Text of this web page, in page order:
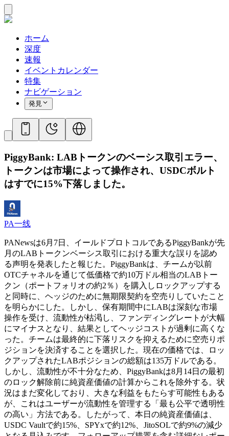
ホーム
深度
速報
イベントカレンダー
特集
ナビゲーション
発見
PiggyBank: LABトークンのベーシス取引エラー、
トークンは市場によって操作され、USDCボルト
はすでに15%下落しました。
PA一线
PANewsは6月7日、イールドプロトコルであるPiggyBankが先
月のLABトークンベーシス取引における重大な誤りを認め
る声明を発表したと報じた。PiggyBankは、チームが以前
OTCチャネルを通じて低価格で約10万ドル相当のLABトー
クン（ポートフォリオの約2％）を購入しロックアップする
と同時に、ヘッジのために無期限契約を空売りしていたこと
を明らかにした。しかし、保有期間中にLABは深刻な市場
操作を受け、流動性が枯渇し、ファンディングレートが大幅
にマイナスとなり、結果としてヘッジコストが過剰に高くな
った。チームは最終的に下落リスクを抑えるために空売りポ
ジションを決済することを選択した。現在の価格では、ロッ
クアップされたLABポジションの総額は135万ドルである。
しかし、流動性が不十分なため、PiggyBankは8月14日の最初
のロック解除前に純資産価値の計算からこれを除外する。状
況はまだ変化しており、大きな利益をもたらす可能性もある
が、これはユーザーが流動性を管理する「最も公平で透明性
の高い」方法である。したがって、本日の純資産価値は、
USDC Vaultで約15%、SPYxで約12%、JitoSOLで約9%の減少